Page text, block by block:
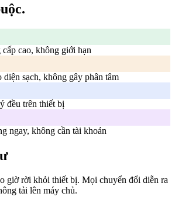
cao, không giới hạn
diện sạch, không gây phân tâm
đều trên thiết bị
ngay, không cần tài khoản
giờ rời khỏi thiết bị. Mọi chuyển đổi diễn ra
tải lên máy chủ.